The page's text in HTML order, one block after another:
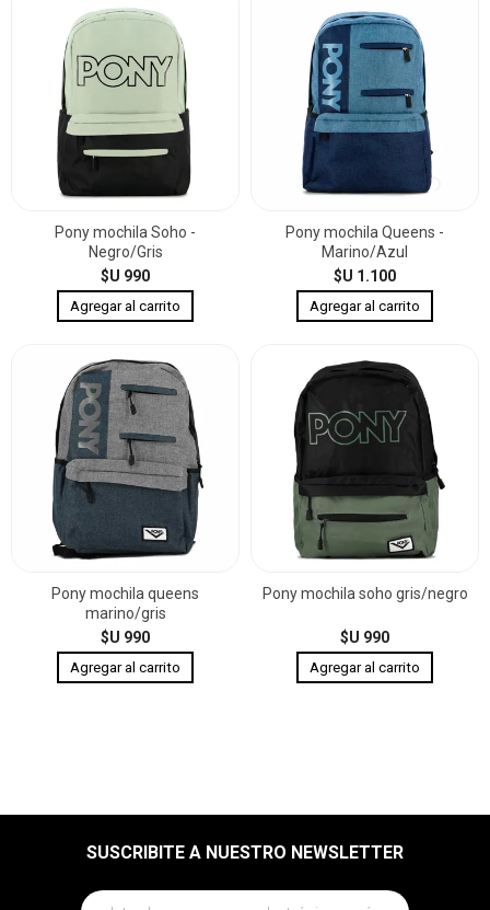
Pony mochila Soho -
Negro/Gris
$U 990
Pony mochila Queens -
Marino/Azul
$U 1.100
Pony mochila queens
marino/gris
$U 990
Pony mochila soho gris/negro
$U 990
SUSCRIBITE A NUESTRO NEWSLETTER